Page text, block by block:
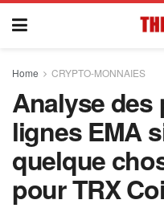
Home CRYPTO-MONNAIES
Analyse des
lignes EMA
quelque
pour TRX